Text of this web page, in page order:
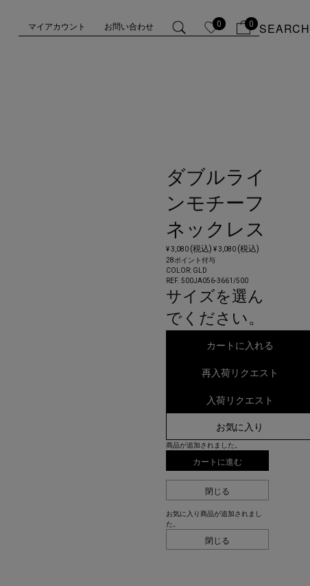
マイアカウント お問い合わせ 0 0 SEARCH
ダブルライ
ンモチーフ
ネックレス
¥ 3,080 (税込) ¥ 3,080 (税込)
28ポイント付与
COLOR: GLD
REF. 500JA056-3661/500
サイズを選ん
でください。
カートに入れる
再入荷リクエスト
入荷リクエスト
お気に入り
商品が追加されました。
カートに進む
閉じる
お気に入り商品が追加されまし
た。
閉じる